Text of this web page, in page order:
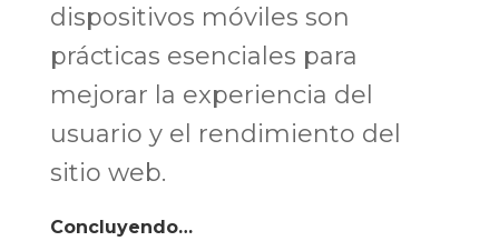
dispositivos móviles son
prácticas esenciales para
mejorar la experiencia del
usuario y el rendimiento del
sitio web.
Concluyendo…